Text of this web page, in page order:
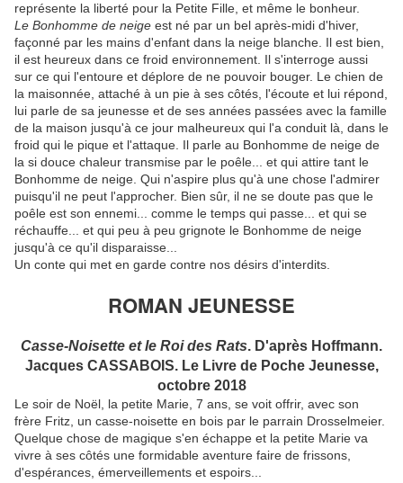
représente la liberté pour la Petite Fille, et même le bonheur.
Le Bonhomme de neige est né par un bel après-midi d'hiver,
façonné par les mains d'enfant dans la neige blanche. Il est bien,
il est heureux dans ce froid environnement. Il s'interroge aussi
sur ce qui l'entoure et déplore de ne pouvoir bouger. Le chien de
la maisonnée, attaché à un pie à ses côtés, l'écoute et lui répond,
lui parle de sa jeunesse et de ses années passées avec la famille
de la maison jusqu'à ce jour malheureux qui l'a conduit là, dans le
froid qui le pique et l'attaque. Il parle au Bonhomme de neige de
la si douce chaleur transmise par le poêle... et qui attire tant le
Bonhomme de neige. Qui n'aspire plus qu'à une chose l'admirer
puisqu'il ne peut l'approcher. Bien sûr, il ne se doute pas que le
poêle est son ennemi... comme le temps qui passe... et qui se
réchauffe... et qui peu à peu grignote le Bonhomme de neige
jusqu'à ce qu'il disparaisse...
Un conte qui met en garde contre nos désirs d'interdits.
ROMAN JEUNESSE
Casse-Noisette et le Roi des Rats. D'après Hoffmann.
Jacques CASSABOIS. Le Livre de Poche Jeunesse,
octobre 2018
Le soir de Noël, la petite Marie, 7 ans, se voit offrir, avec son
frère Fritz, un casse-noisette en bois par le parrain Drosselmeier.
Quelque chose de magique s'en échappe et la petite Marie va
vivre à ses côtés une formidable aventure faire de frissons,
d'espérances, émerveillements et espoirs...